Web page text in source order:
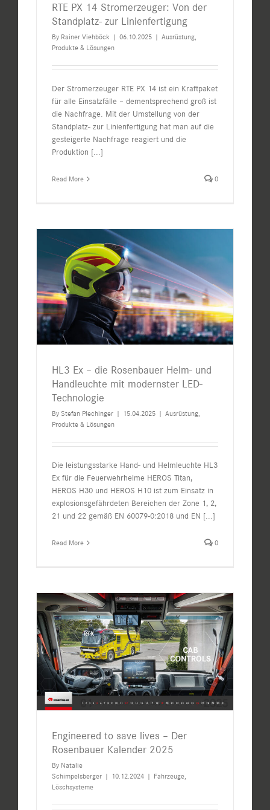
RTE PX 14 Stromerzeuger: Von der
Standplatz- zur Linienfertigung
By Rainer Viehböck | 06.10.2025 | Ausrüstung,
Produkte & Lösungen
Der Stromerzeuger RTE PX 14 ist ein Kraftpaket
für alle Einsatzfälle – dementsprechend groß ist
die Nachfrage. Mit der Umstellung von der
Standplatz- zur Linienfertigung hat man auf die
gesteigerte Nachfrage reagiert und die
Produktion [...]
Read More 0
HL3 Ex – die Rosenbauer Helm- und
Handleuchte mit modernster LED-
Technologie
By Stefan Plechinger | 15.04.2025 | Ausrüstung,
Produkte & Lösungen
Die leistungsstarke Hand- und Helmleuchte HL3
Ex für die Feuerwehrhelme HEROS Titan,
HEROS H30 und HEROS H10 ist zum Einsatz in
explosionsgefährdeten Bereichen der Zone 1, 2,
21 und 22 gemäß EN 60079-0:2018 und EN [...]
Read More 0
Engineered to save lives – Der
Rosenbauer Kalender 2025
By Natalie
Schimpelsberger | 10.12.2024 | Fahrzeuge,
Löschsysteme